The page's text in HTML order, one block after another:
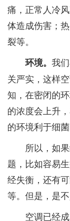
痛，正常人冷
体造成伤害；
裂等。
环境。 我
关严实，这样
知，在密闭的
的浓度会上升
的环境利于细
所以，如
题，比如容易
经失衡，还有
等。但是，是
空调已经